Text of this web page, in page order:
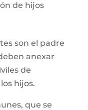
de hijos
son el padre
anexar
de
hijos.
que se